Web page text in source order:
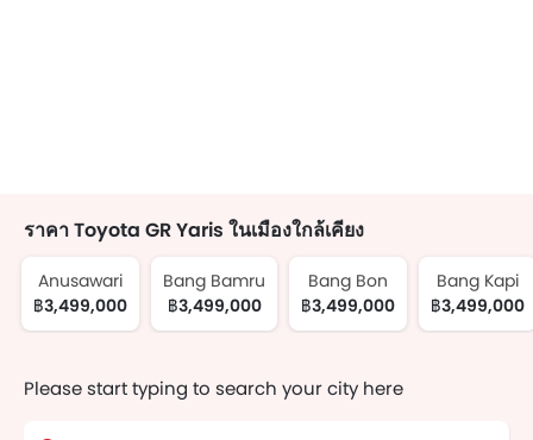
ราคา Toyota GR Yaris ในเมืองใกล้เคียง
Anusawari
฿3,499,000
Bang Bamru
฿3,499,000
Bang Bon
฿3,499,000
Bang Kapi
฿3,499,000
Please start typing to search your city here